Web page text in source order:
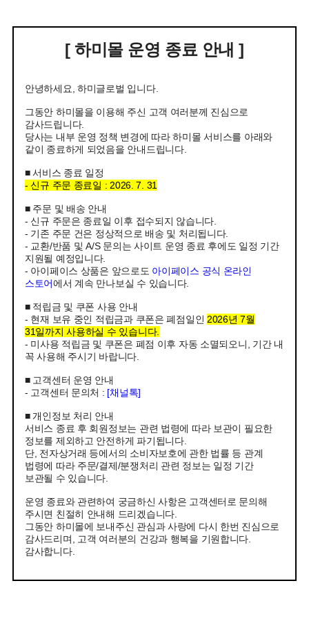
[ 하미몰 운영 종료 안내 ]
안녕하세요, 하미글로벌 입니다.
그동안 하미몰을 이용해 주신 고객 여러분께 진심으로
감사드립니다.
당사는 내부 운영 정책 변경에 따라 하미몰 서비스를 아래와
같이 종료하게 되었음을 안내드립니다.
■ 서비스 종료 일정
- 신규 주문 종료일 : 2026. 7. 31
■ 주문 및 배송 안내
- 신규 주문은 종료일 이후 접수되지 않습니다.
- 기존 주문 건은 정상적으로 배송 및 처리됩니다.
- 교환/반품 및 A/S 문의는 사이트 운영 종료 후에도 일정 기간
지원될 예정입니다.
- 아이페이스 상품은 앞으로도 아이페이스 공식 온라인
스토어에서 계속 만나보실 수 있습니다.
■ 적립금 및 쿠폰 사용 안내
- 현재 보유 중인 적립금과 쿠폰은 폐점일인 2026년 7월
31일까지 사용하실 수 있습니다.
- 미사용 적립금 및 쿠폰은 폐점 이후 자동 소멸되오니, 기간 내
꼭 사용해 주시기 바랍니다.
■ 고객센터 운영 안내
- 고객센터 문의처 : [채널톡]
■ 개인정보 처리 안내
서비스 종료 후 회원정보는 관련 법령에 따라 보관이 필요한
정보를 제외하고 안전하게 파기됩니다.
단, 전자상거래 등에서의 소비자보호에 관한 법률 등 관계
법령에 따라 주문/결제/분쟁처리 관련 정보는 일정 기간
보관될 수 있습니다.
운영 종료와 관련하여 궁금하신 사항은 고객센터로 문의해
주시면 친절히 안내해 드리겠습니다.
그동안 하미몰에 보내주신 관심과 사랑에 다시 한번 진심으로
감사드리며, 고객 여러분의 건강과 행복을 기원합니다.
감사합니다.